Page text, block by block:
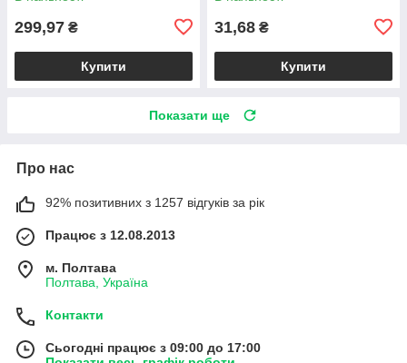
299,97 ₴
Купити
31,68 ₴
Купити
Показати ще
Про нас
92% позитивних з 1257 відгуків за рік
Працює з 12.08.2013
м. Полтава
Полтава, Україна
Контакти
Сьогодні працює з 09:00 до 17:00